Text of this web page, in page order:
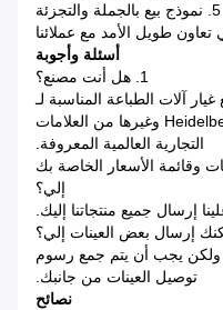
5. نموذج بيع بالجملة والتجزئة
أسئلة وأجوبة
1. هل أنت مصنع؟
آلات الطباعة المناسبة لـ
Heidelberg. Roland، Komori. Mitsubishi وغيرها من العلامات
التجارية العالمية المعروفة.
وقائمة الأسعار الخاصة بك
إلي؟
إرسال جميع منتجاتنا إليك.
ولكن يجب أن يتم جمع رسوم
توصيل العينات من جانبك.
نصائح